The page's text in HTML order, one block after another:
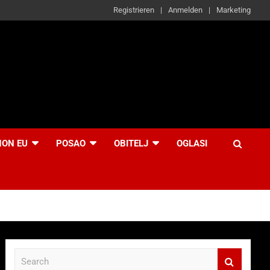
Registrieren Anmelden Marketing
EU POSAO OBITELJ OGLASI